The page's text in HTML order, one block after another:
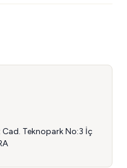
Cad. Teknopark No:3 İç